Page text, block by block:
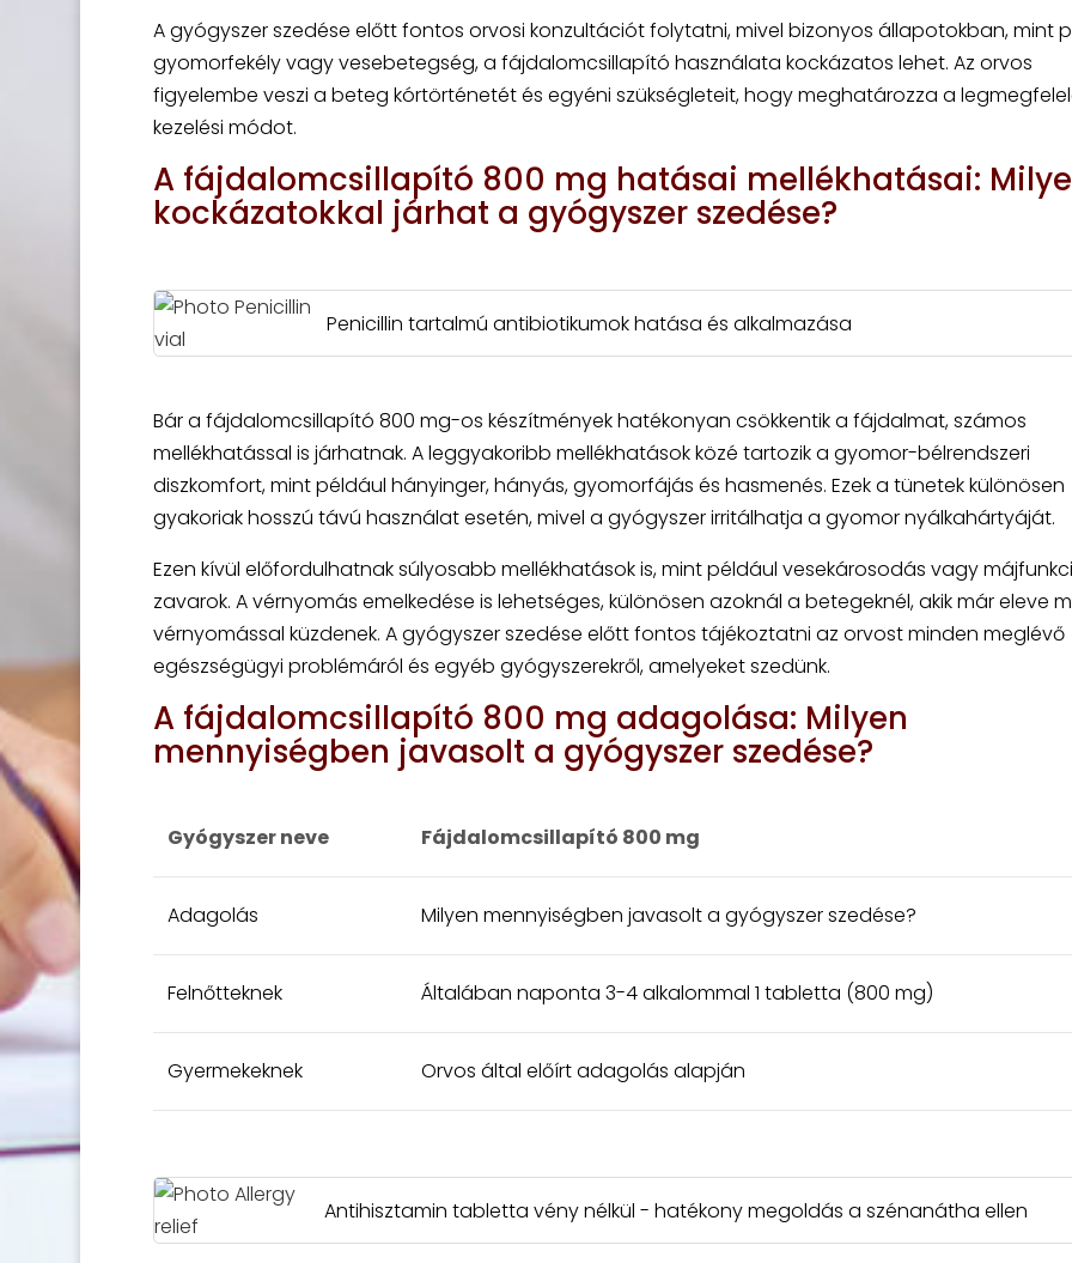
A gyógyszer szedése előtt fontos orvosi konzultációt folytatni, mivel bizonyos állapotokban, mint
gyomorfekély vagy vesebetegség, a fájdalomcsillapító használata kockázatos lehet. Az orvos
figyelembe veszi a beteg kórtörténetét és egyéni szükségleteit, hogy meghatározza a
kezelési módot.
A fájdalomcsillapító 800 mg hatásai mellékhatásai:
kockázatokkal járhat a gyógyszer szedése?
Penicillin tartalmú antibiotikumok hatása és alkalmazása
Bár a fájdalomcsillapító 800 mg-os készítmények hatékonyan csökkentik a fájdalmat, számos
mellékhatással is járhatnak. A leggyakoribb mellékhatások közé tartozik a gyomor-bélrendszeri
diszkomfort, mint például hányinger, hányás, gyomorfájás és hasmenés. Ezek a tünetek különösen
gyakoriak hosszú távú használat esetén, mivel a gyógyszer irritálhatja a gyomor nyálkahártyáját.
Ezen kívül előfordulhatnak súlyosabb mellékhatások is, mint például vesekárosodás vagy
zavarok. A vérnyomás emelkedése is lehetséges, különösen azoknál a betegeknél, akik már eleve
vérnyomással küzdenek. A gyógyszer szedése előtt fontos tájékoztatni az orvost minden meglévő
egészségügyi problémáról és egyéb gyógyszerekről, amelyeket szedünk.
A fájdalomcsillapító 800 mg adagolása: Milyen
mennyiségben javasolt a gyógyszer szedése?
Gyógyszer neve Fájdalomcsillapító 800 mg
Adagolás Milyen mennyiségben javasolt a gyógyszer szedése?
Felnőtteknek Általában naponta 3-4 alkalommal 1 tabletta (800 mg)
Gyermekeknek Orvos által előírt adagolás alapján
Antihisztamin tabletta vény nélkül - hatékony megoldás a szénanátha ellen